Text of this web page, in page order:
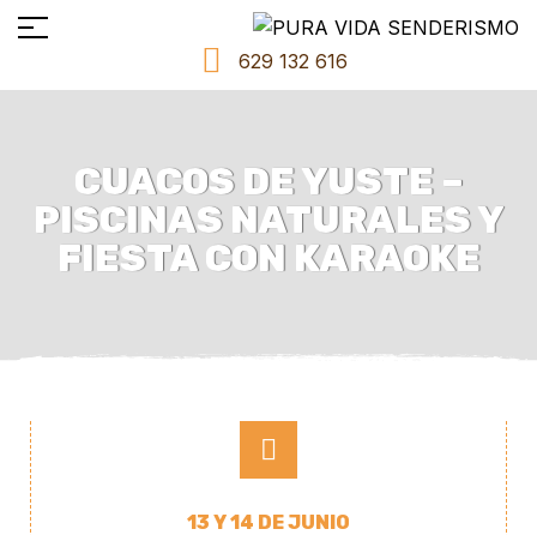
629 132 616
CUACOS DE YUSTE –
PISCINAS NATURALES Y
FIESTA CON KARAOKE
13 Y 14 DE JUNIO